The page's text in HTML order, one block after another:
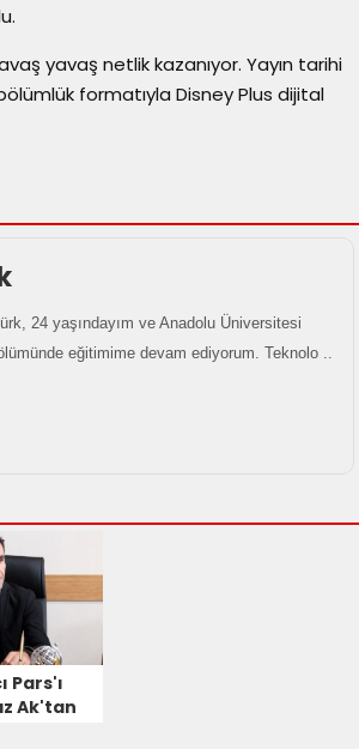
yavaş netlik kazanıyor. Yayın tarihi
formatıyla Disney Plus dijital
24 yaşındayım ve Anadolu Üniversitesi
eğitimime devam ediyorum. Teknolo ..
Pars'ı
Ak'tan